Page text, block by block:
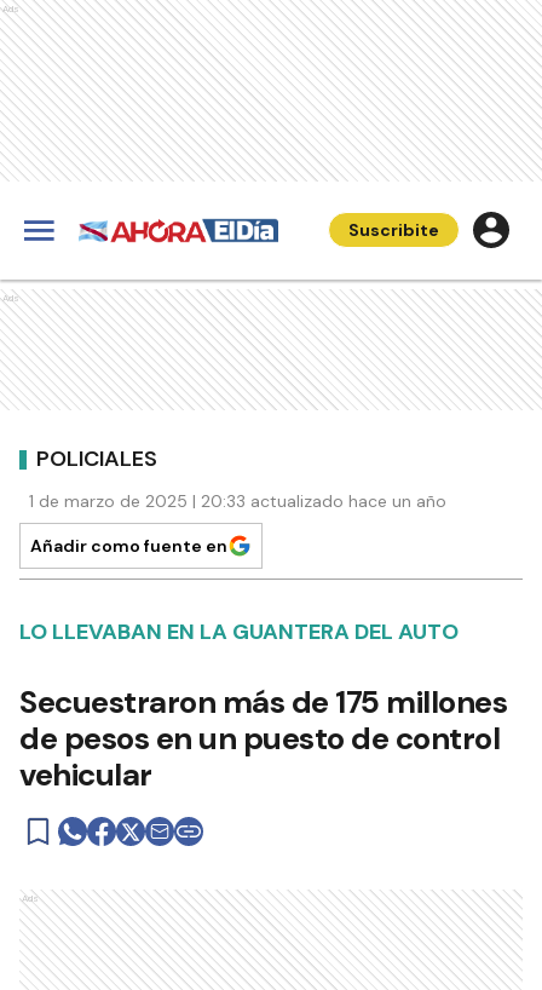
Ads
Suscribite
Ads
POLICIALES
1 de marzo de 2025 | 20:33 actualizado hace un año
Añadir como fuente en
LO LLEVABAN EN LA GUANTERA DEL AUTO
Secuestraron más de 175 millones
de pesos en un puesto de control
vehicular
Ads